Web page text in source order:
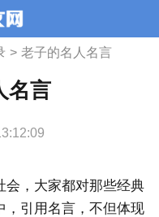
> 老子的名人名言
名言
，大家都对那些经典
，引用名言，不但体现